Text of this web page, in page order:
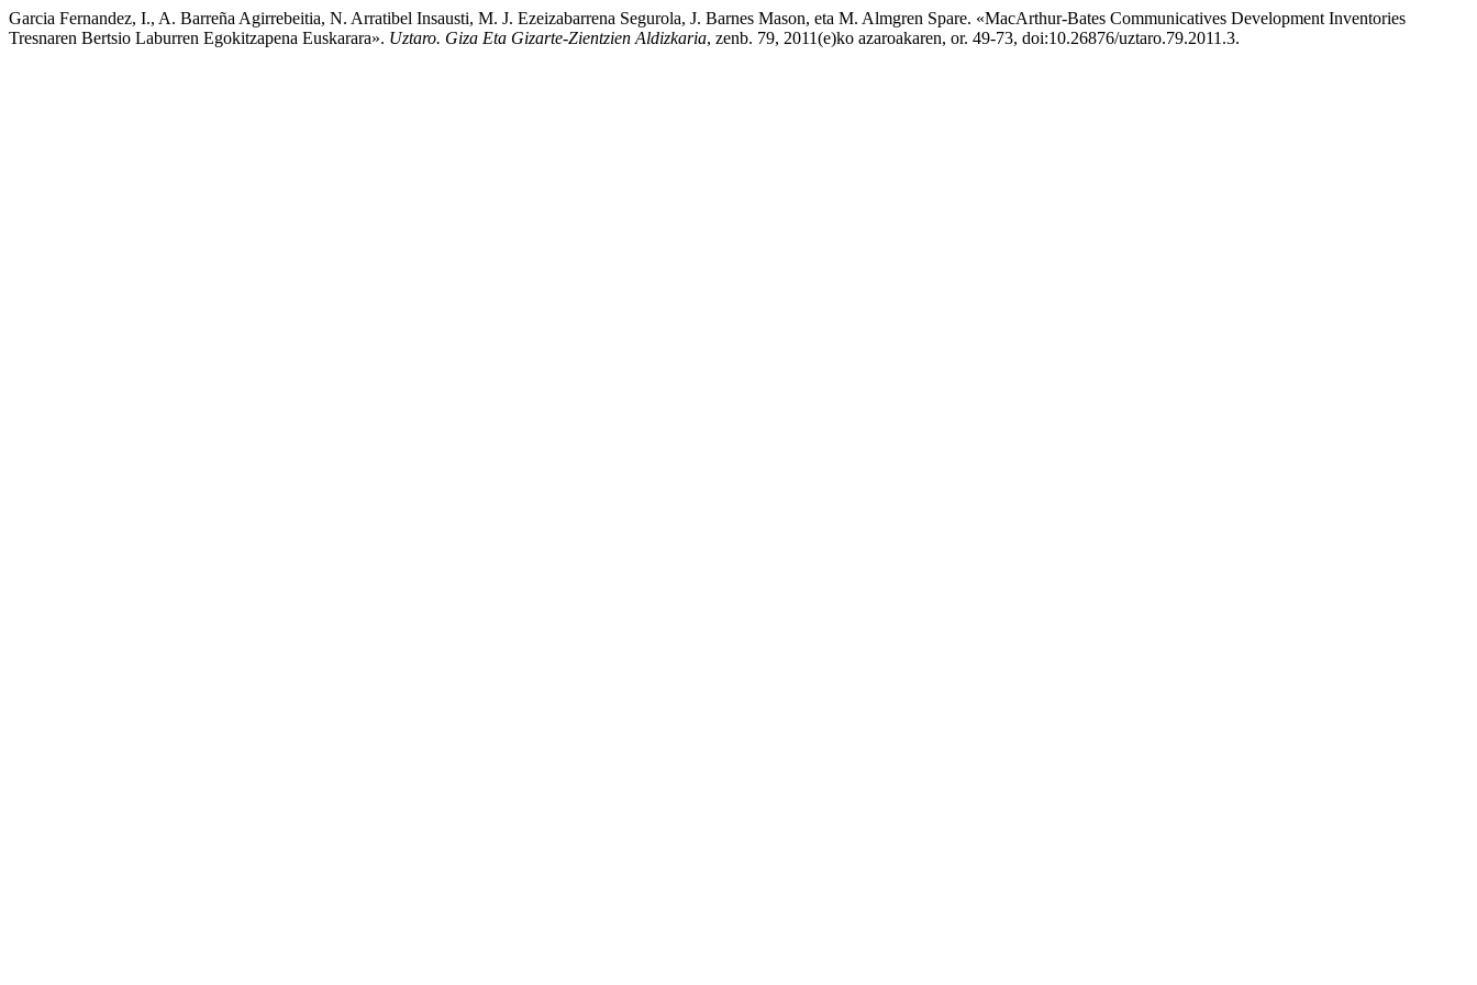
Garcia Fernandez, I., A. Barreña Agirrebeitia, N. Arratibel Insausti, M. J. Ezeizabarrena Segurola, J. Barnes Mason, eta M. Almgren Spare. «MacArthur-Bates Communicatives Development Inventories
Tresnaren Bertsio Laburren Egokitzapena Euskarara». Uztaro. Giza Eta Gizarte-Zientzien Aldizkaria, zenb. 79, 2011(e)ko azaroakaren, or. 49-73, doi:10.26876/uztaro.79.2011.3.